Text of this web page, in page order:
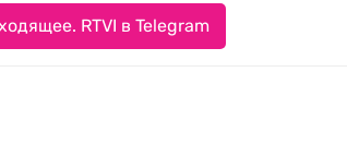
RTVI в Telegram